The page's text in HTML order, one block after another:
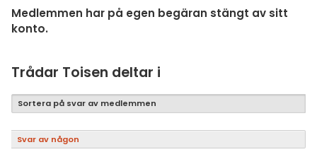
Medlemmen har på egen begäran stängt av sitt
konto.
Trådar Toisen deltar i
Sortera på svar av medlemmen
Svar av någon
Fler språk
Ekonomi
Fler ämnen
Övriga diskussioner